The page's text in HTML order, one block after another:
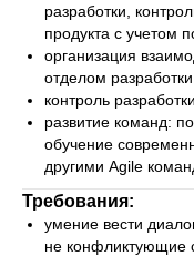
разработки,
продукта с учетом
организация
отделом
контроль
развитие команд:
обучение
другими Agile
Требования:
умение вести
не конфликтующие